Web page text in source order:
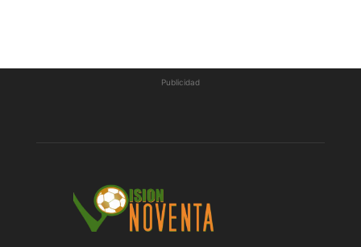
Publicidad